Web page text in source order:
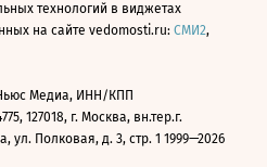
технологий в виджетах
на сайте vedomosti.ru: СМИ2,
Медиа, ИНН/КПП
127018, г. Москва, вн.тер.г.
Полковая, д. 3, стр. 1 1999—2026